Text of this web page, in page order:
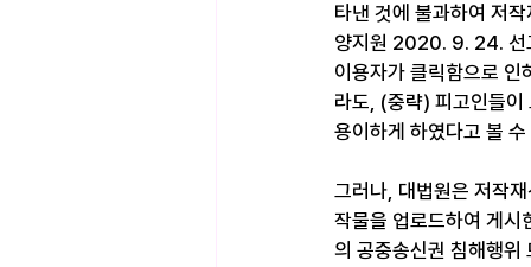
타낸 것에 불과하여 저
양지원 2020. 9. 24. 선
이용자가 클릭함으로 인
라도, (중략) 피고인들이
용이하게 하였다고 볼
그러나, 대법원은 저작
작물을 업로드하여 게시
의 공중송신권 침해행위